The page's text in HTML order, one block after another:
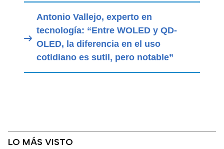
Antonio Vallejo, experto en
tecnología: “Entre WOLED y QD-
OLED, la diferencia en el uso
cotidiano es sutil, pero notable”
LO MÁS VISTO